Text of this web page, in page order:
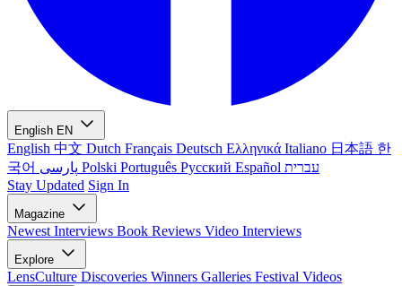
English EN
English 中文 Dutch Français Deutsch Ελληνικά Italiano 日本語 한
국어
Polski Português Русский Español עברית
Stay Updated Sign In
Magazine
Newest Interviews Book Reviews Video Interviews
Explore
LensCulture Discoveries Winners Galleries Festival Videos